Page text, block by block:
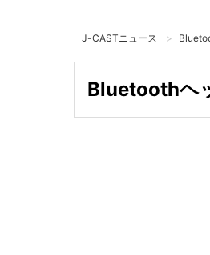
J-CASTニュース
Bluetoothヘ